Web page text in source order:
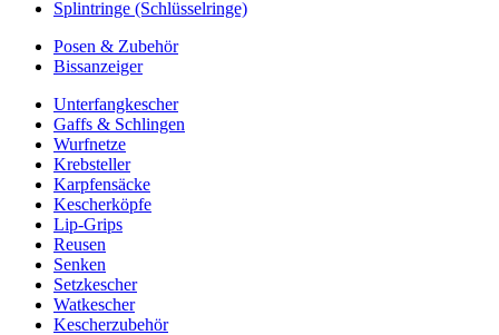
Splintringe (Schlüsselringe)
Posen & Zubehör
Bissanzeiger
Unterfangkescher
Gaffs & Schlingen
Wurfnetze
Krebsteller
Karpfensäcke
Kescherköpfe
Lip-Grips
Reusen
Senken
Setzkescher
Watkescher
Kescherzubehör